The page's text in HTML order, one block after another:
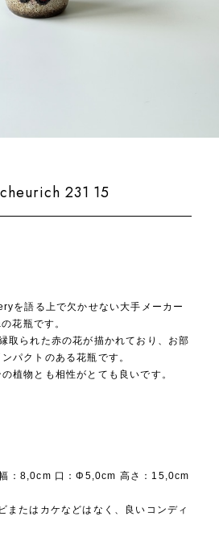
231 15
を語る上で欠かせない大手メーカー
花瓶です。
取られた赤の花が描かれており、お部
パクトのある花瓶です。
植物とも相性がとても良いです。
：8,0cm 口：Φ5,0cm 高さ：15,0cm
またはカケなどはなく、良いコンディ